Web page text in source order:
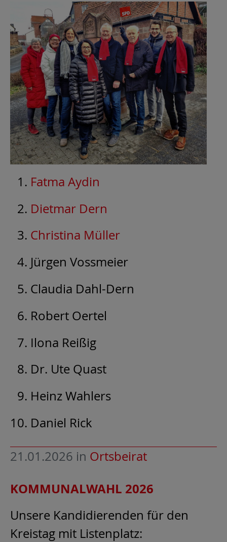
Fatma Aydin
Dietmar Dern
Christina Müller
Jürgen Vossmeier
Claudia Dahl-Dern
Robert Oertel
Ilona Reißig
Dr. Ute Quast
Heinz Wahlers
Daniel Rick
21.01.2026 in Ortsbeirat
KOMMUNALWAHL 2026
Unsere Kandidierenden für den
Kreistag mit Listenplatz: